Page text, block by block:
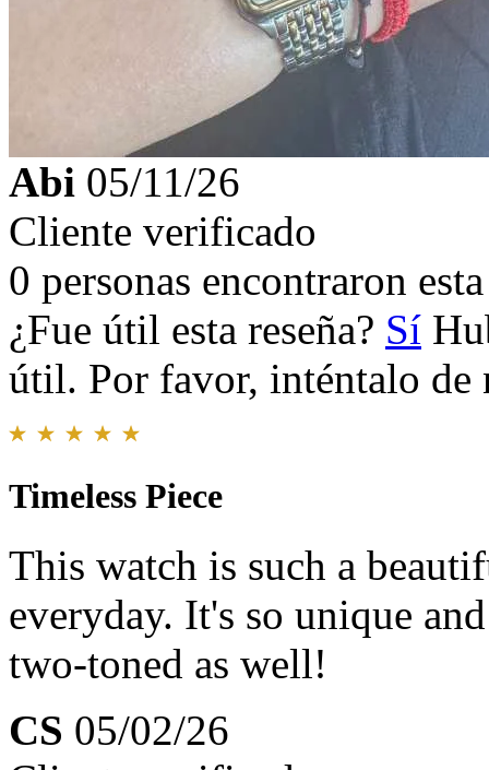
Abi 05/11/26
Cliente verificado
0 personas encontraron
¿Fue útil esta reseña? Sí
útil. Por favor, inténtalo de
Timeless Piece
This watch is such a
everyday. It's so unique
two-toned as well!
CS 05/02/26